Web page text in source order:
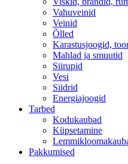
Vahuveinid
Veinid
Õlled
Karastusjoogid,
Mahlad ja smuutid
Siirupid
Vesi
Siidrid
Energiajoogid
Tarbed
Kodukaubad
Küpsetamine
Pakkumised